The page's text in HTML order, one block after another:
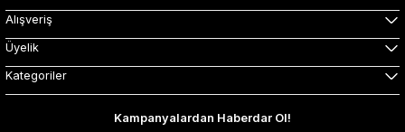
Alışveriş
Üyelik
Kategoriler
Kampanyalardan Haberdar Ol!